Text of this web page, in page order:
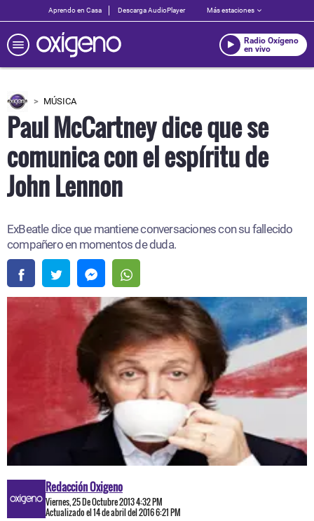
Aprendo en Casa Descarga AudioPlayer Más estaciones
Radio Oxígeno
en vivo
MÚSICA
Paul McCartney dice que se
comunica con el espíritu de
John Lennon
ExBeatle dice que mantiene conversaciones con su fallecido
compañero en momentos de duda.
Redacción Oxigeno
Viernes, 25 De Octubre 2013 4:32 PM
Actualizado el 14 de abril del 2016 6:21 PM